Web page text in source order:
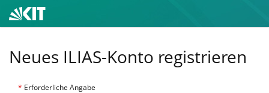
Neues ILIAS-Konto registrieren
* Erforderliche Angabe